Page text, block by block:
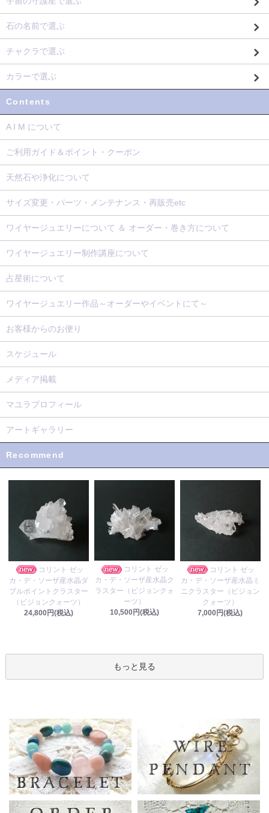
石の名前で選ぶ
チャクラで選ぶ
カラーで選ぶ
Contents
A I M について
ご利用ガイド＆ポイント・クーポン
天然石や浄化について
サイズ変更・パーツ・メンテナンス・再販売etc
ワイヤージュエリーについて ＆ オーダー・巻き方について
ワイヤージュエリー制作講座について
占星術について
ワイヤージュエリー作品～オーダーやイベントにて～
お客様からのお便り
スケジュール
メディア掲載
マユラプロフィール
アートギャラリー
Recommend
コリント ゼッ
カ・デ・ソーザ産水晶ダ
ブルポイントクラスター
（ビジョンクォーツ）
24,800円(税込)
コリント ゼッ
カ・デ・ソーザ産水晶ク
ラスター（ビジョンクォ
ーツ）
10,500円(税込)
コリント ゼッ
カ・デ・ソーザ産水晶ミ
ニクラスター（ビジョン
クォーツ）
7,000円(税込)
もっと見る